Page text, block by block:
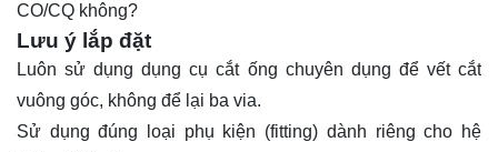
CO/CQ không?
Lưu ý lắp đặt
Luôn sử dụng dụng cụ cắt ống chuyên dụng để vết cắt
vuông góc, không để lại ba via.
Sử dụng đúng loại phụ kiện (fitting) dành riêng cho hệ